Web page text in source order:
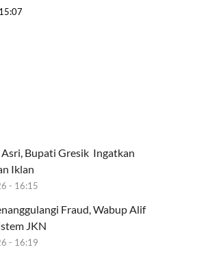
Bupati Gresik Ingatkan
Iklan
- 16:15
Fraud, Wabup Alif
JKN
- 16:19